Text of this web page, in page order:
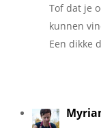
Tof dat je
kunnen
Een dikke